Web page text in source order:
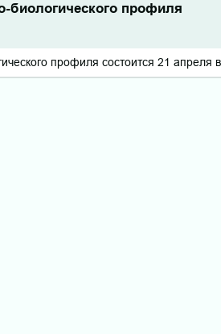
профиля
профиля состоится 21 апреля